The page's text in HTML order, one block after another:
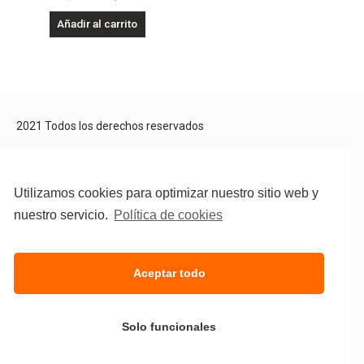
de
5
Añadir al carrito
2021 Todos los derechos reservados
Utilizamos cookies para optimizar nuestro sitio web y
nuestro servicio. Política de cookies
Aceptar todo
Solo funcionales